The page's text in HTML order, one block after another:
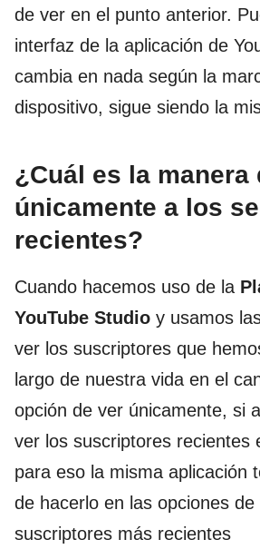
de ver en el punto anterior.
interfaz de la aplicación de
cambia en nada según la
dispositivo, sigue siendo la
¿Cuál es la manera
únicamente a los
recientes?
Cuando hacemos uso de la
YouTube Studio y usamos
ver los suscriptores que
largo de nuestra vida en el
opción de ver únicamente, si
ver los suscriptores recientes
para eso la misma aplicación
de hacerlo en las opciones de
suscriptores más recientes